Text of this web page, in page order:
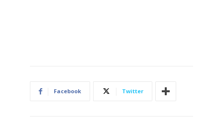
Facebook Twitter